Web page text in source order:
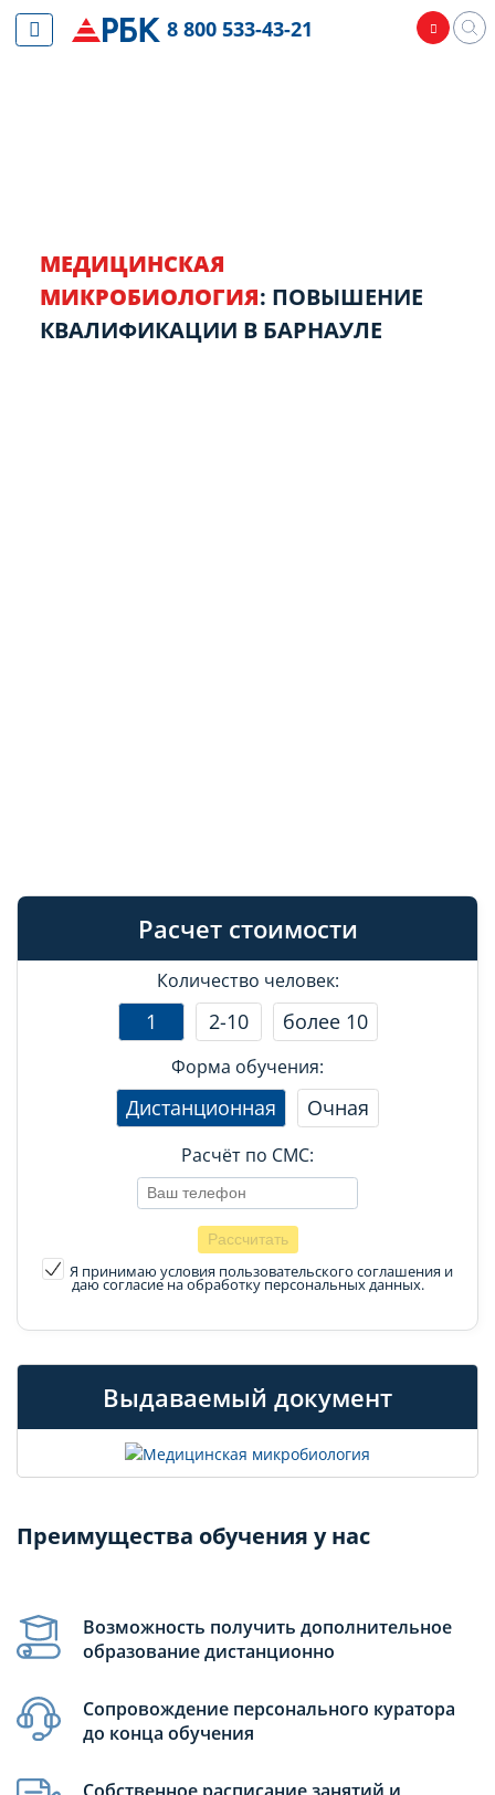
МЕДИЦИНСКАЯ
МИКРОБИОЛОГИЯ: ПОВЫШЕНИЕ
КВАЛИФИКАЦИИ В БАРНАУЛЕ
Расчет стоимости
Количество человек:
1 2-10 более 10
Форма обучения:
Дистанционная Очная
Расчёт по СМС:
Я принимаю условия пользовательского соглашения и
даю согласие на обработку персональных данных.
Выдаваемый документ
Преимущества обучения у нас
Возможность получить дополнительное
образование дистанционно
Сопровождение персонального куратора
до конца обучения
8 800 533-43-21